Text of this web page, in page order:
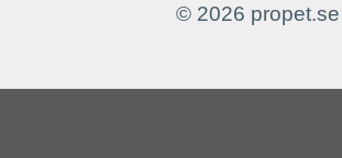
© 2026 propet.se